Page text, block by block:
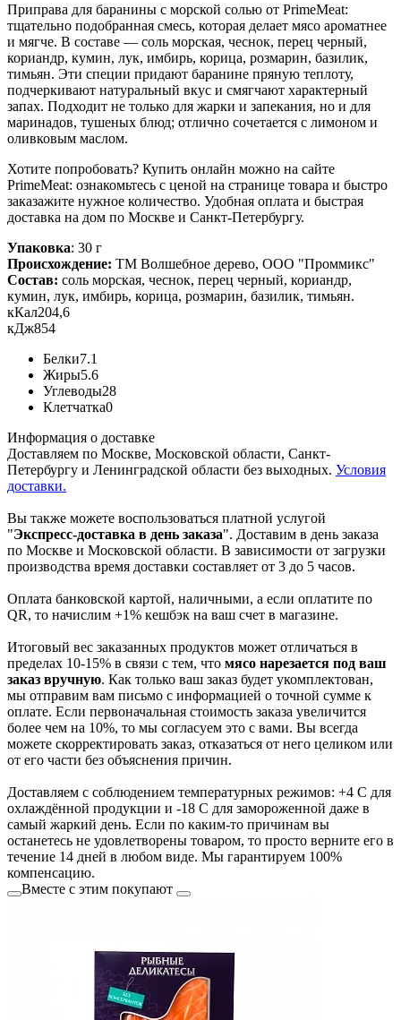
Приправа для баранины с морской солью от PrimeMeat:
тщательно подобранная смесь, которая делает мясо ароматнее
и мягче. В составе — соль морская, чеснок, перец черный,
кориандр, кумин, лук, имбирь, корица, розмарин, базилик,
тимьян. Эти специи придают баранине пряную теплоту,
подчеркивают натуральный вкус и смягчают характерный
запах. Подходит не только для жарки и запекания, но и для
маринадов, тушеных блюд; отлично сочетается с лимоном и
оливковым маслом.
Хотите попробовать? Купить онлайн можно на сайте
PrimeMeat: ознакомьтесь с ценой на странице товара и быстро
заказажите нужное количество. Удобная оплата и быстрая
доставка на дом по Москве и Санкт-Петербургу.
Упаковка: 30 г
Происхождение: ТМ Волшебное дерево, ООО "Проммикс"
Состав: соль морская, чеснок, перец черный, кориандр,
кумин, лук, имбирь, корица, розмарин, базилик, тимьян.
кКал204,6
кДж854
Белки7.1
Жиры5.6
Углеводы28
Клетчатка0
Информация о доставке
Доставляем по Москве, Московской области, Санкт-
Петербургу и Ленинградской области без выходных. Условия
доставки.
Вы также можете воспользоваться платной услугой
"Экспресс-доставка в день заказа". Доставим в день заказа
по Москве и Московской области. В зависимости от загрузки
производства время доставки составляет от 3 до 5 часов.
Оплата банковской картой, наличными, а если оплатите по
QR, то начислим +1% кешбэк на ваш счет в магазине.
Итоговый вес заказанных продуктов может отличаться в
пределах 10-15% в связи с тем, что мясо нарезается под ваш
заказ вручную. Как только ваш заказ будет укомплектован,
мы отправим вам письмо с информацией о точной сумме к
оплате. Если первоначальная стоимость заказа увеличится
более чем на 10%, то мы согласуем это с вами. Вы всегда
можете скорректировать заказ, отказаться от него целиком или
от его части без объяснения причин.
Доставляем с соблюдением температурных режимов: +4 С для
охлаждённой продукции и -18 С для замороженной даже в
самый жаркий день. Если по каким-то причинам вы
останетесь не удовлетворены товаром, то просто верните его в
течение 14 дней в любом виде. Мы гарантируем 100%
компенсацию.
Вместе с этим покупают